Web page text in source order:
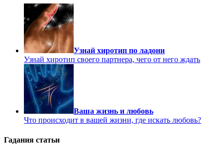
Узнай хиротип по ладони
Узнай хиротип своего партнера, чего от него ждать
Ваша жизнь и любовь
Что происходит в вашей жизни, где искать любовь?
Гадания статьи